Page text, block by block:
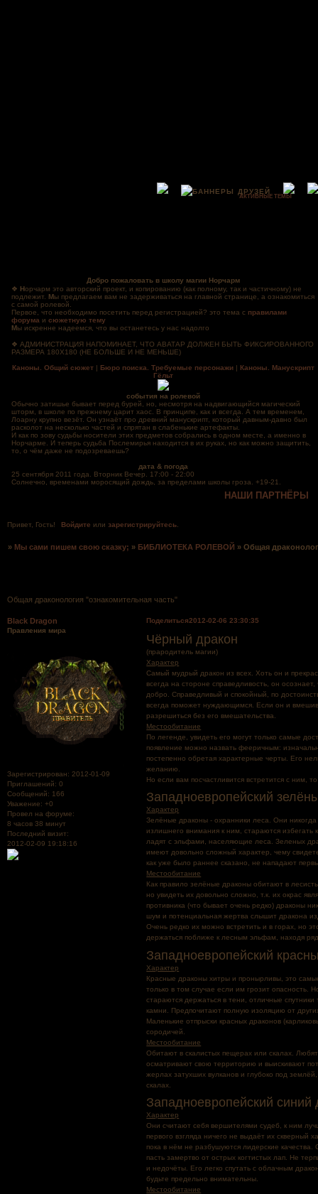
АКТИВНЫЕ ТЕМЫ
Добро пожаловать в школу магии Норчарм
❖Норчарм это авторский проект, и копированию (как полному, так и частичному) не
подлежит.Мы предлагаем вам не задерживаться на главной странице, а ознакомиться
с самой ролевой.
Первое, что необходимо посетить перед регистрацией? это тема с правилами
форума исюжетную тему
Мы искренне надеемся, что вы останетесь у нас надолго
❖ АДМИНИСТРАЦИЯ НАПОМИНАЕТ, ЧТО АВАТАР ДОЛЖЕН БЫТЬ ФИКСИРОВАННОГО
РАЗМЕРА 180Х180 (НЕ БОЛЬШЕ И НЕ МЕНЬШЕ)
Каноны. Общий сюжет| Бюро поиска. Требуемые персонажи| Каноны. Манускрипт
Гёльт
события на ролевой
Обычно затишье бывает перед бурей, но, несмотря на надвигающийся магический
шторм, в школе по прежнему царит хаос. В принципе, как и всегда. А тем временем,
Лоарну крупно везёт. Он узнаёт про древний манускрипт, который давным-давно был
расколот на несколько частей и спрятан в слабенькие артефакты.
И как по зову судьбы носители этих предметов собрались в одном месте, а именно в
Норчарме. И теперь судьба Послемирья находится в их руках, но как можно защитить,
то, о чём даже не подозреваешь?
дата & погода
25 сентября 2011 года. Вторник Вечер. 17:00 - 22:00
Солнечно, временами моросящий дождь, за пределами школы гроза. +19-21.
НАШИ ПАРТНЁРЫ
Привет, Гость! Войдите илизарегистрируйтесь.
» Мы сами пишем свою сказку; » БИБЛИОТЕКА РОЛЕВОЙ »Общая
Общая драконология "ознакомительная часть"
Поделиться2012-02-06 23:30:35
Black Dragon
Правления мира
Зарегистрирован: 2012-01-09
Приглашений: 0
Сообщений: 166
Уважение: +0
Провел на форуме:
8 часов 38 минут
Последний визит:
2012-02-09 19:18:16
Чёрный дракон
(прародитель магии)
Характер
Самый мудрый дракон из всех. Хоть он и
всегда на стороне справедливость, он
добро. Справедливый и спокойный, по
всегда поможет нуждающимся. Если он и
разрешиться без его вмешательства.
Местообитание
По легенде, увидеть его могут только самые
появление можно назвать фееричным:
постепенно обретая характерные черты. Его
желанию.
Но если вам посчастливится встретится с ним,
Западноевропейский
Характер
Зелёные драконы - охранники леса. Они
излишнего внимания к ним, стараются
ладят с эльфами, населяющие леса. Зеленых
имеют довольно сложный характер, чему
как уже было раннее сказано, не нападают
Местообитание
Как правило зелёные драконы обитают в
но увидеть их довольно сложно, т.к. их окрас
противника (что бывает очень редко) драконы
шум и потенциальная жертва слышит дракона
Очень редко их можно встретить и в горах, но
держаться поближе к лесным эльфам, находя
Западноевропейский
Характер
Красные драконы хитры и пронырливы, это
только в том случае если им грозит опасность.
стараются держаться в тени, отличные
камни. Предпочитают полную изоляцию от
Маленькие отпрыски красных драконов
сородичей.
Местообитание
Обитают в скалистых пещерах или скалах.
осматривают свою территорию и выискивают
жерлах затухших вулканов и глубоко под
скалах.
Западноевропейский синий
Характер
Они считают себя вершителями судеб, к ним
первого взгляда ничего не выдаёт их скверный
пока в нём не разбушуются лидерские
пасть замертво от острых когтистых лап. Не
и недочёты. Его легко спутать с облачным
будьте предельно внимательны.
Местообитание